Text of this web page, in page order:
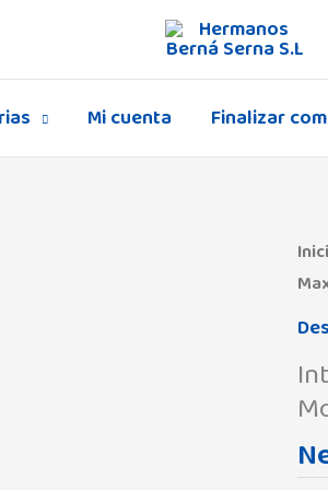
Mi cuenta Finalizar